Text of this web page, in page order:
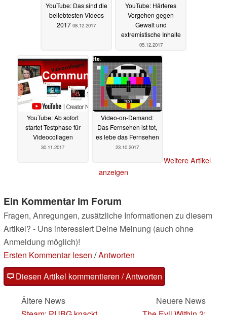
YouTube: Das sind die
beliebtesten Videos
2017 08.12.2017
YouTube: Härteres
Vorgehen gegen
Gewalt und
extremistische Inhalte
05.12.2017
YouTube: Ab sofort
startet Testphase für
Videocollagen
30.11.2017
Video-on-Demand:
Das Fernsehen ist tot,
es lebe das Fernsehen
23.10.2017
Weitere Artikel
anzeigen
Ein Kommentar im Forum
Fragen, Anregungen, zusätzliche Informationen zu diesem
Artikel? - Uns interessiert Deine Meinung (auch ohne
Anmeldung möglich)!
Ersten Kommentar lesen /Antworten
Diesen Artikel kommentieren / Antworten
Ältere News
Neuere News